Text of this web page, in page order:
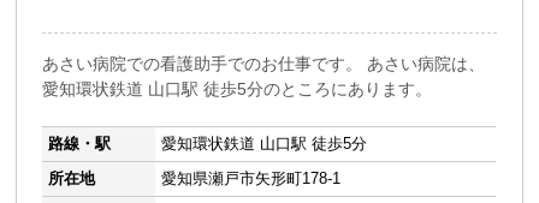
あさい病院での看護助手でのお仕事です。 あさい病院は、
愛知環状鉄道 山口駅 徒歩5分のところにあります。
路線・駅
愛知環状鉄道 山口駅 徒歩5分
所在地
愛知県瀬戸市矢形町178-1